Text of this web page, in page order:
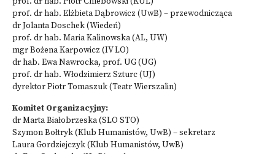
prof. dr hab. Elżbieta Dąbrowicz (UwB) – przewodnicząca
dr Jolanta Doschek (Wiedeń)
prof. dr hab. Maria Kalinowska (AL, UW)
mgr Bożena Karpowicz (IV LO)
dr hab. Ewa Nawrocka, prof. UG (UG)
prof. dr hab. Włodzimierz Szturc (UJ)
dyrektor Piotr Tomaszuk (Teatr Wierszalin)
Komitet Organizacyjny:
dr Marta Białobrzeska (SLO STO)
Szymon Bołtryk (Klub Humanistów, UwB) – sekretarz
Laura Gordziejczyk (Klub Humanistów, UwB)